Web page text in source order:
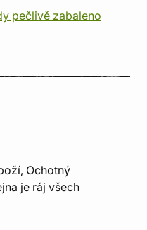
pečlivě zabaleno
Ochotný
je ráj všech